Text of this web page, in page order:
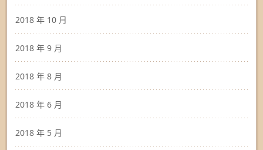
2018 年 10 月
2018 年 9 月
2018 年 8 月
2018 年 6 月
2018 年 5 月